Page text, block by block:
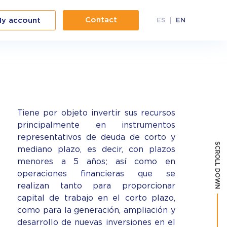
account Contact ES EN
Tiene por objeto invertir sus recursos
principalmente en instrumentos
representativos de deuda de corto y
mediano plazo, es decir, con plazos
menores a 5 años; así como en
operaciones financieras que se
realizan tanto para proporcionar
capital de trabajo en el corto plazo,
como para la generación, ampliación y
desarrollo de nuevas inversiones en el
SCROLL DOWN